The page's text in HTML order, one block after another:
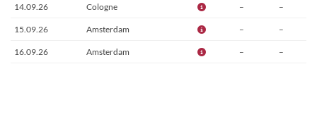
14.09.26 Cologne – –
15.09.26 Amsterdam – –
16.09.26 Amsterdam – –